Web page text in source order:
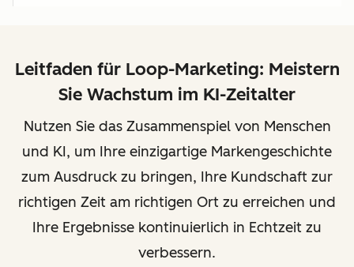
Leitfaden für Loop-Marketing: Meistern
Sie Wachstum im KI-Zeitalter
Nutzen Sie das Zusammenspiel von Menschen
und KI, um Ihre einzigartige Markengeschichte
zum Ausdruck zu bringen, Ihre Kundschaft zur
richtigen Zeit am richtigen Ort zu erreichen und
Ihre Ergebnisse kontinuierlich in Echtzeit zu
verbessern.